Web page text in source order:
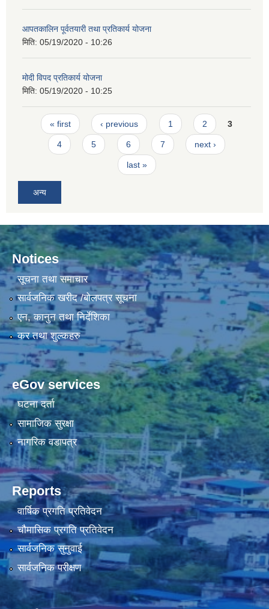
आपतकालिन पूर्वतयारी तथा प्रतिकार्य योजना
मिति: 05/19/2020 - 10:26
मोदी विपद प्रतिकार्य योजना
मिति: 05/19/2020 - 10:25
Pages
« first ‹ previous 1 2 3
4 5 6 7 next ›
last »
अन्य
Notices
सूचना तथा समाचार
सार्वजनिक खरीद /बोलपत्र सूचना
एन, कानुन तथा निर्देशिका
कर तथा शुल्कहरु
eGov services
घटना दर्ता
सामाजिक सुरक्षा
नागरिक वडापत्र
Reports
वार्षिक प्रगति प्रतिवेदन
चौमासिक प्रगति प्रतिवेदन
सार्वजनिक सुनुवाई
सार्वजनिक परीक्षण